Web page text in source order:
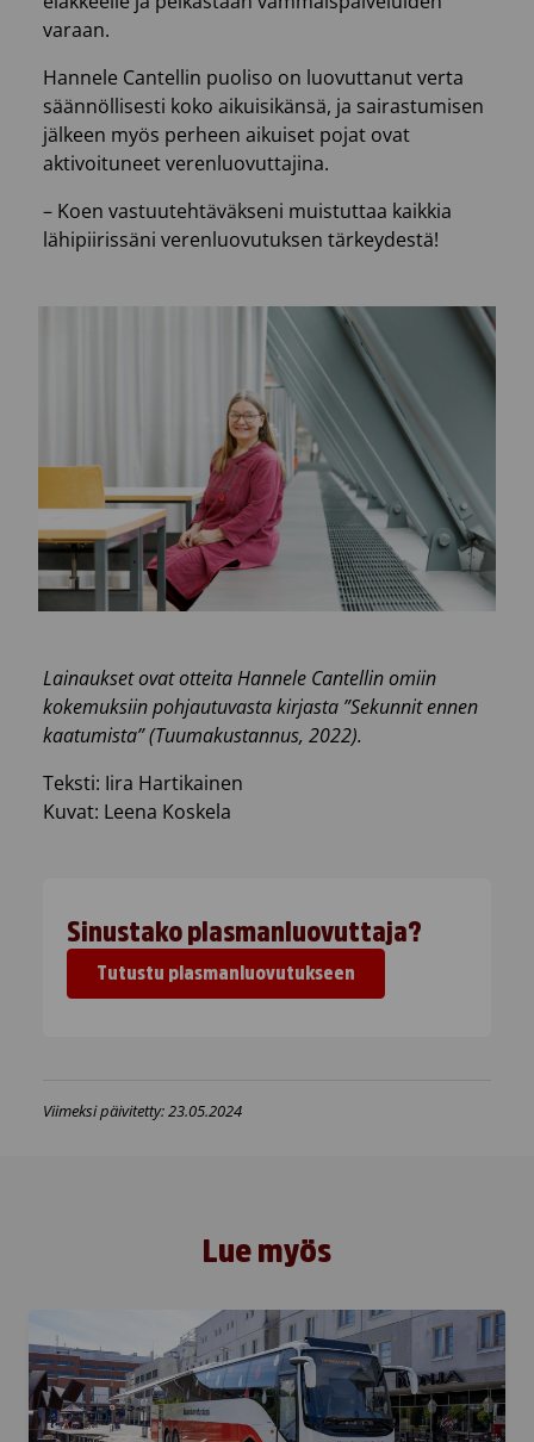
varaan.
Hannele Cantellin puoliso on luovuttanut verta
säännöllisesti koko aikuisikänsä, ja sairastumisen
jälkeen myös perheen aikuiset pojat ovat
aktivoituneet verenluovuttajina.
– Koen vastuutehtäväkseni muistuttaa kaikkia
lähipiirissäni verenluovutuksen tärkeydestä!
Lainaukset ovat otteita Hannele Cantellin omiin
kokemuksiin pohjautuvasta kirjasta ”Sekunnit ennen
kaatumista” (Tuumakustannus, 2022).
Teksti: Iira Hartikainen
Kuvat: Leena Koskela
Sinustako plasmanluovuttaja?
Tutustu plasmanluovutukseen
Viimeksi päivitetty: 23.05.2024
Lue myös